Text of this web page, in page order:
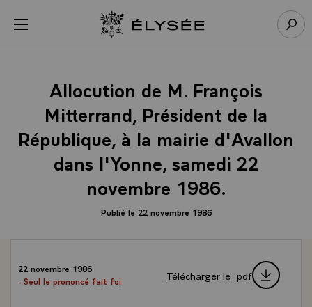
menu Retour à l’accueil Élysée
Allocution de M. François
Mitterrand, Président de la
République, à la mairie d'Avallon
dans l'Yonne, samedi 22
novembre 1986.
Publié le 22 novembre 1986
22 novembre 1986
- Seul le prononcé fait foi
Télécharger le .pdf
Panneau de gestion des cookies